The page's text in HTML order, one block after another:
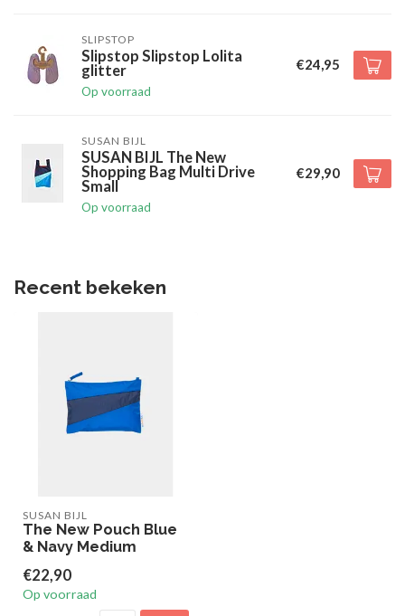
SLIPSTOP
Slipstop Slipstop Lolita
glitter
Op voorraad
€24,95
SUSAN BIJL
SUSAN BIJL The New
Shopping Bag Multi Drive
Small
Op voorraad
€29,90
Recent bekeken
SUSAN BIJL
The New Pouch Blue
& Navy Medium
€22,90
Op voorraad